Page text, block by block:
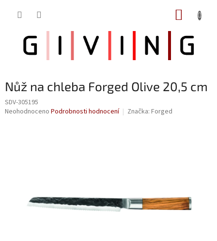
Nůž na chleba Forged Olive 20,5 cm
SDV-305195
Průměrné
Neohodnoceno Podrobnosti hodnocení Značka: Forged